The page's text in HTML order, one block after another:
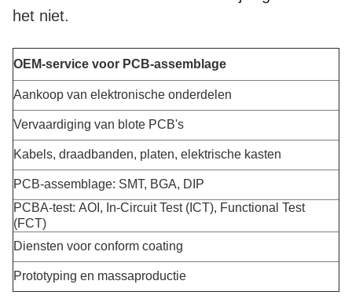
het niet.
OEM-service voor PCB-assemblage
Aankoop van elektronische onderdelen
Vervaardiging van blote PCB's
Kabels, draadbanden, platen, elektrische kasten
PCB-assemblage: SMT, BGA, DIP
PCBA-test: AOI, In-Circuit Test (ICT), Functional Test
(FCT)
Diensten voor conform coating
Prototyping en massaproductie